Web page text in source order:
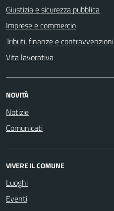
Giustizia e sicurezza pubblica
Imprese e commercio
Tributi, finanze e contravvenzioni
Vita lavorativa
NOVITÀ
Notizie
Comunicati
VIVERE IL COMUNE
Luoghi
Eventi